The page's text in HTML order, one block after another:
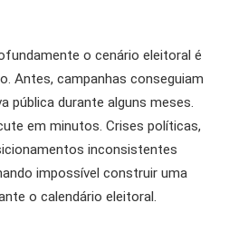
o cenário eleitoral é
Antes, campanhas conseguiam
pública durante alguns meses.
em minutos. Crises políticas,
inconsistentes
impossível construir uma
o calendário eleitoral.